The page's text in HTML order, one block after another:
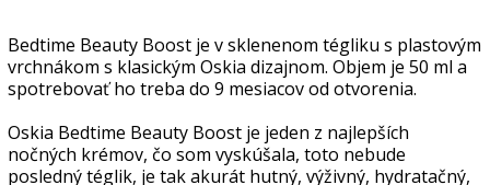
Bedtime Beauty Boost je v sklenenom tégliku s plastovým
vrchnákom s klasickým Oskia dizajnom. Objem je 50 ml a
spotrebovať ho treba do 9 mesiacov od otvorenia.
Oskia Bedtime Beauty Boost je jeden z najlepších
nočných krémov, čo som vyskúšala, toto nebude
posledný téglik, je tak akurát hutný, výživný, hydratačný,